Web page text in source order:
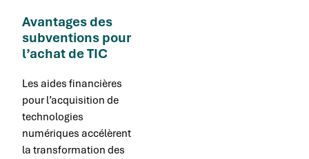
Avantages des
subventions pour
l’achat de TIC
Les aides financières
pour l’acquisition de
technologies
numériques accélèrent
la transformation des